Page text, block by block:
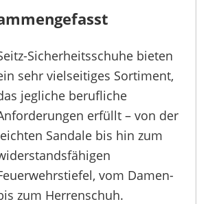
Sicherheitsschuhe bieten
sehr vielseitiges Sortiment,
jegliche berufliche
erfüllt – von der
Sandale bis hin zum
vom Damen-
zum Herrenschuh.